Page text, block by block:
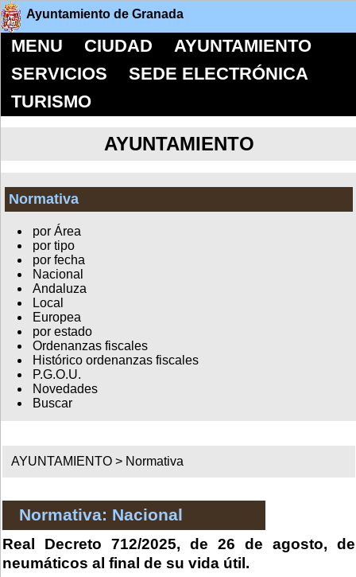
Ayuntamiento de Granada
MENU CIUDAD
AYUNTAMIENTO
SERVICIOS
SEDE ELECTRÓNICA
TURISMO
AYUNTAMIENTO
Normativa
por Área
por tipo
por fecha
Nacional
Andaluza
Local
Europea
por estado
Ordenanzas fiscales
Histórico ordenanzas fiscales
P.G.O.U.
Novedades
Buscar
AYUNTAMIENTO > Normativa
Normativa: Nacional
Real Decreto 712/2025, de 26 de agosto, de
neumáticos al final de su vida útil.